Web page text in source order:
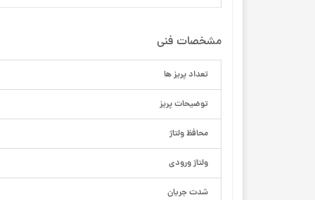
مشخصات فنی
تعداد پریز ها
توضیحات پریز
محافظ ولتاژ
ولتاژ ورودی
شدت جریان